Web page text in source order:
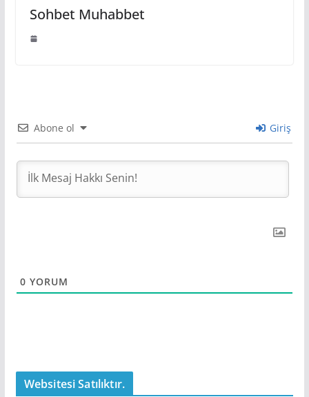
Sohbet Muhabbet
Abone ol Giriş
0 YORUM
Websitesi Satılıktır.